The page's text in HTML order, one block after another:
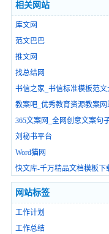
相关网站
库文网
范文巴巴
推文网
找总结网
书信之家_书信标准模板范文
教案吧_优秀教育资源教案网
365文案网_全网创意文案句
刘秘书平台
Word猫网
快文库-千万精品文档模板下
网站标签
工作计划
工作总结